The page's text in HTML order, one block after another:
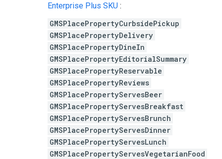
Enterprise Plus SKU :
GMSPlacePropertyCurbsidePickup
GMSPlacePropertyDelivery
GMSPlacePropertyDineIn
GMSPlacePropertyEditorialSummary
GMSPlacePropertyReservable
GMSPlacePropertyReviews
GMSPlacePropertyServesBeer
GMSPlacePropertyServesBreakfast
GMSPlacePropertyServesBrunch
GMSPlacePropertyServesDinner
GMSPlacePropertyServesLunch
GMSPlacePropertyServesVegetarianFood